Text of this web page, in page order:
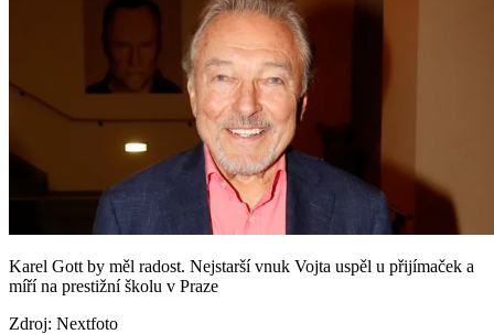
Karel Gott by měl radost. Nejstarší vnuk Vojta uspěl u přijímaček a
míří na prestižní školu v Praze
Zdroj: Nextfoto